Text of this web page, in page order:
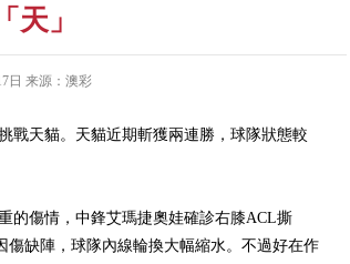
天」
日 来源：澳彩
天貓。天貓近期斬獲兩連勝，球隊狀態較
傷情，中鋒艾瑪捷奧娃確診右膝ACL撕
缺陣，球隊內線輪換大幅縮水。不過好在作